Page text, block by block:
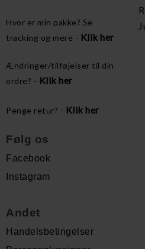
Hvor er min pakke? Se
tracking og mere - Klik her
Ændringer/tilføjelser til din
ordre? - Klik her
Penge retur? - Klik her
Følg os
Facebook
Instagram
Andet
Handelsbetingelser